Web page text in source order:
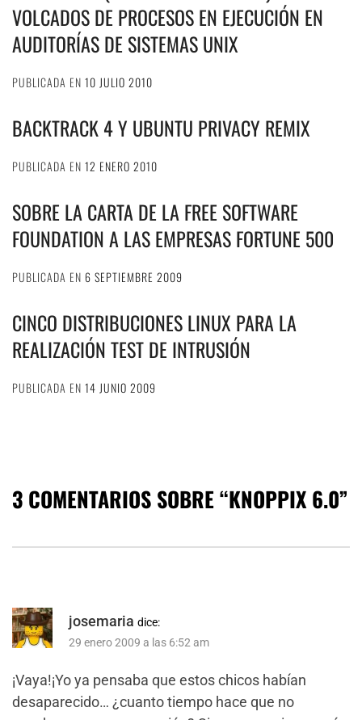
VOLCADOS DE PROCESOS EN EJECUCIÓN EN
AUDITORÍAS DE SISTEMAS UNIX
PUBLICADA EN 10 JULIO 2010
BACKTRACK 4 Y UBUNTU PRIVACY REMIX
PUBLICADA EN 12 ENERO 2010
SOBRE LA CARTA DE LA FREE SOFTWARE
FOUNDATION A LAS EMPRESAS FORTUNE 500
PUBLICADA EN 6 SEPTIEMBRE 2009
CINCO DISTRIBUCIONES LINUX PARA LA
REALIZACIÓN TEST DE INTRUSIÓN
PUBLICADA EN 14 JUNIO 2009
3 COMENTARIOS SOBRE “KNOPPIX 6.0”
josemaria dice:
29 enero 2009 a las 6:52 am
¡Vaya!¡Yo ya pensaba que estos chicos habían
desaparecido… ¿cuanto tiempo hace que no